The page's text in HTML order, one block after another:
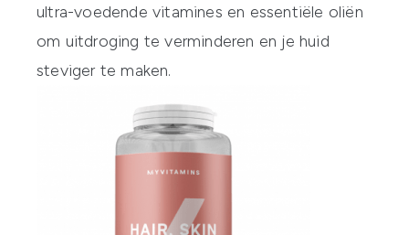
ultra-voedende vitamines en essentiële oliën
om uitdroging te verminderen en je huid
steviger te maken.